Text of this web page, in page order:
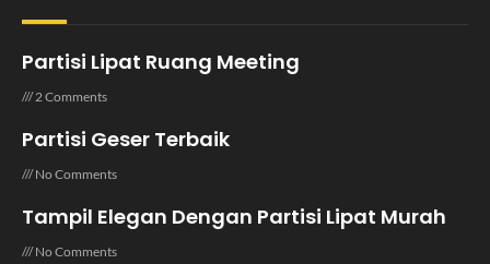
Partisi Lipat Ruang Meeting
2 Comments
Partisi Geser Terbaik
No Comments
Tampil Elegan Dengan Partisi Lipat Murah
No Comments